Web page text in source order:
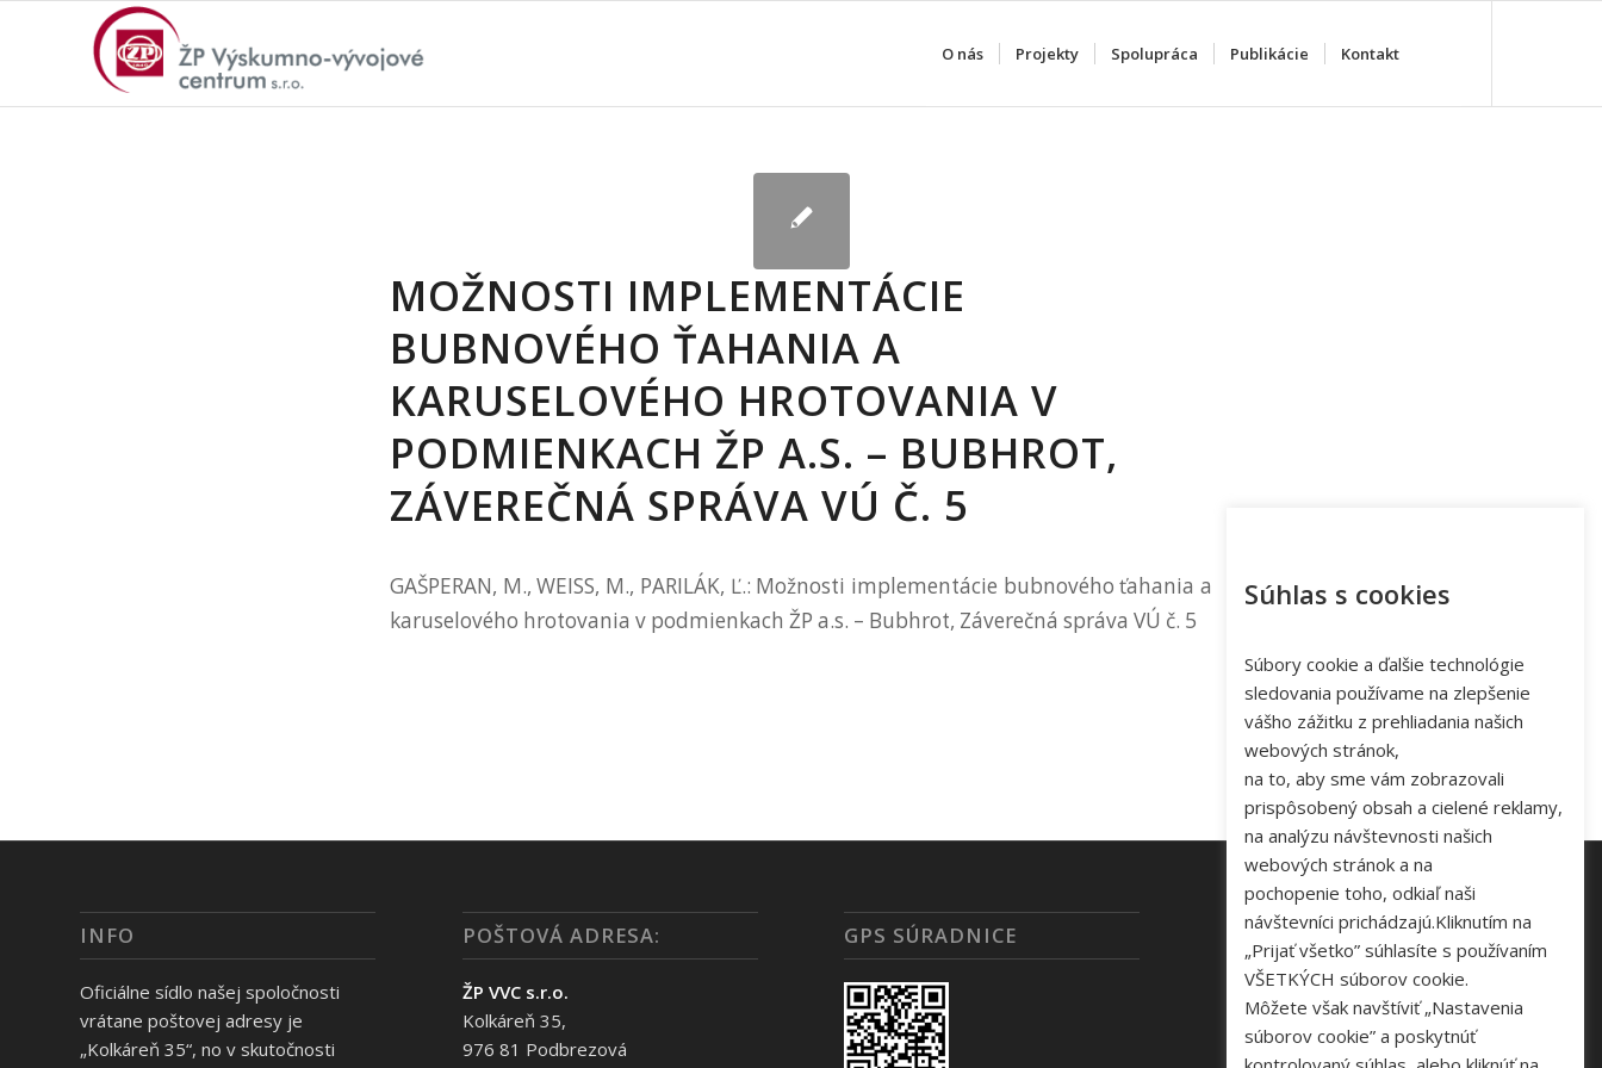
O nás Projekty Spolupráca Publikácie Kontakt
MOŽNOSTI IMPLEMENTÁCIE
BUBNOVÉHO ŤAHANIA A
KARUSELOVÉHO HROTOVANIA V
PODMIENKACH ŽP A.S. – BUBHROT,
ZÁVEREČNÁ SPRÁVA VÚ Č. 5
GAŠPERAN, M., WEISS, M., PARILÁK, Ľ.: Možnosti implementácie bubnového ťahania a
karuselového hrotovania v podmienkach ŽP a.s. – Bubhrot, Záverečná správa VÚ č. 5
INFO
Oficiálne sídlo našej spoločnosti
vrátane poštovej adresy je
„Kolkáreň 35“, no v skutočnosti
POŠTOVÁ ADRESA:
ŽP VVC s.r.o.
Kolkáreň 35,
976 81 Podbrezová
GPS SÚRADNICE KONTAKT
Tel: +421 48 645 40 35
e-mail:novakova@zelpo.sk
Súhlas s cookies
Súbory cookie a ďalšie technológie
sledovania používame na zlepšenie
vášho zážitku z prehliadania našich
webových stránok,
na to, aby sme vám zobrazovali
prispôsobený obsah a cielené reklamy,
na analýzu návštevnosti našich
webových stránok a na
pochopenie toho, odkiaľ naši
návštevníci prichádzajú.Kliknutím na
„Prijať všetko” súhlasíte s používaním
VŠETKÝCH súborov cookie.
Môžete však navštíviť „Nastavenia
súborov cookie” a poskytnúť